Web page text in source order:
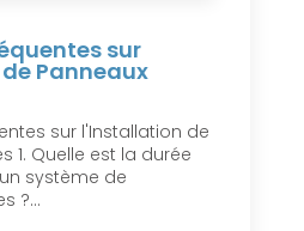
sur
Panneaux
sur l'Installation de
1. Quelle est la durée
système de
?...